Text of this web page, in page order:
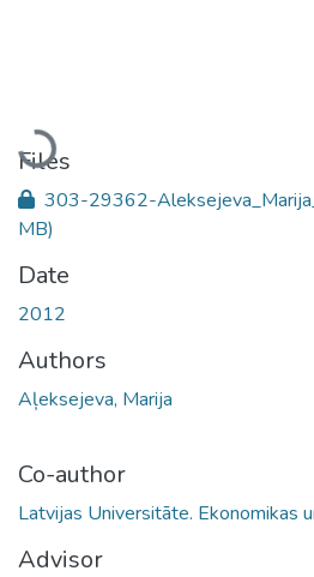
Loading...
Files
303-29362-
MB)
Date
2012
Authors
Aļeksejeva, Marija
Co-author
Latvijas Universitāte. Ekonomikas
Advisor